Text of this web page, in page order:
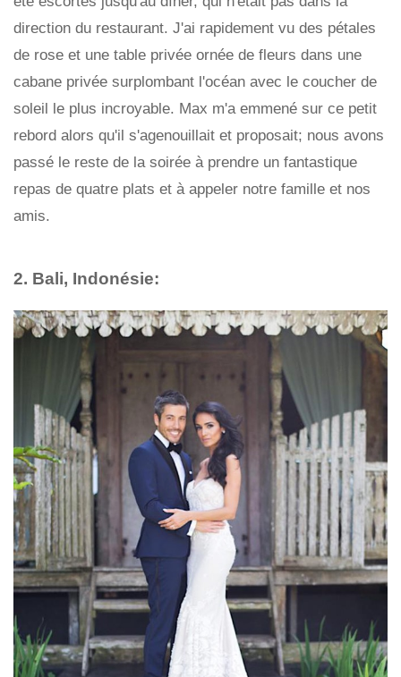
direction du restaurant. J'ai rapidement vu des pétales
de rose et une table privée ornée de fleurs dans une
cabane privée surplombant l'océan avec le coucher de
soleil le plus incroyable. Max m'a emmené sur ce petit
rebord alors qu'il s'agenouillait et proposait; nous avons
passé le reste de la soirée à prendre un fantastique
repas de quatre plats et à appeler notre famille et nos
amis.
2. Bali, Indonésie: